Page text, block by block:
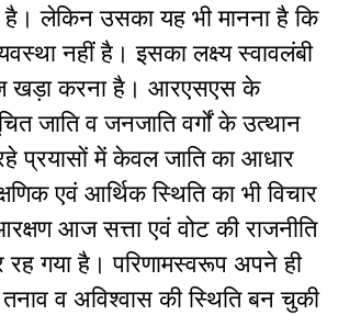
है। लेकिन उसका यह भी मानना है कि
नहीं है। इसका लक्ष्य स्वावलंबी
खड़ा करना है। आरएसएस के
जाति व जनजाति वर्गों के उत्थान
प्रयासों में केवल जाति का आधार
एवं आर्थिक स्थिति का भी विचार
आज सत्ता एवं वोट की राजनीति
रह गया है। परिणामस्वरूप अपने ही
व अविश्वास की स्थिति बन चुकी